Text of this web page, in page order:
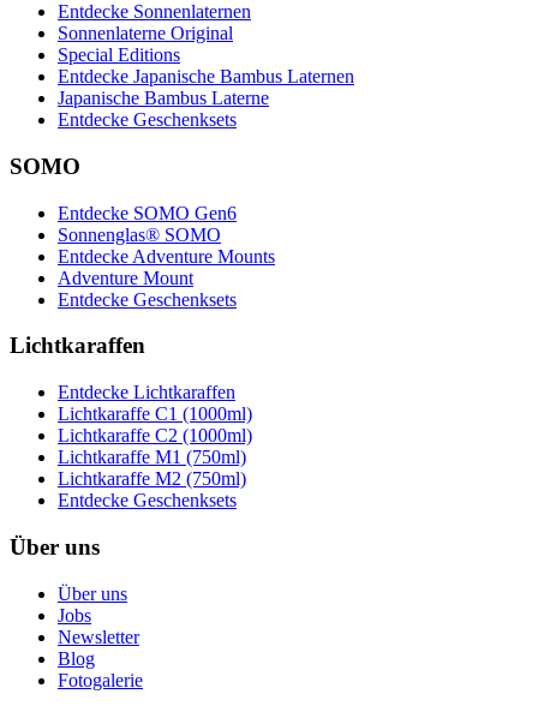
Entdecke Sonnenlaternen
Sonnenlaterne Original
Special Editions
Entdecke Japanische Bambus Laternen
Japanische Bambus Laterne
Entdecke Geschenksets
SOMO
Entdecke SOMO Gen6
Sonnenglas® SOMO
Entdecke Adventure Mounts
Adventure Mount
Entdecke Geschenksets
Lichtkaraffen
Entdecke Lichtkaraffen
Lichtkaraffe C1 (1000ml)
Lichtkaraffe C2 (1000ml)
Lichtkaraffe M1 (750ml)
Lichtkaraffe M2 (750ml)
Entdecke Geschenksets
Über uns
Über uns
Jobs
Newsletter
Blog
Fotogalerie